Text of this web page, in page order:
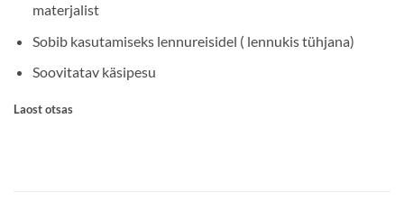
materjalist
Sobib kasutamiseks lennureisidel ( lennukis tühjana)
Soovitatav käsipesu
Laost otsas